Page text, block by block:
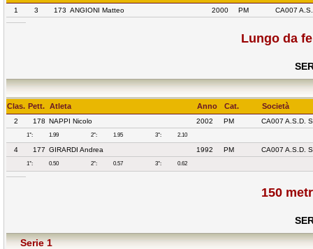
1 3 173 ANGIONI Matteo 2000 PM CA007
Lungo da
Clas. Pett. Atleta Anno Cat. Società
2 178 NAPPI Nicolo 2002 PM CA007 A.S.D.
1°: 1.99 2°: 1.95 3°: 2.10
4 177 GIRARDI Andrea 1992 PM CA007 A.S.D.
1°: 0.50 2°: 0.57 3°: 0.62
150
Serie 1